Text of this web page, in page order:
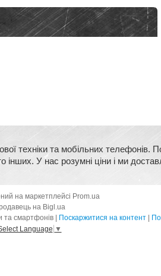
техніки та мобільних
У нас розумні ціни і ми
на маркетплейсі Prom.ua
на Bigl.ua
Поскаржитися на контент
Language ▼